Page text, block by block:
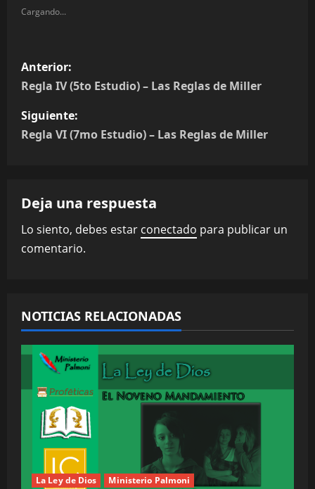
Cargando...
N
a
v
a
c
n
d
e
Anterior:
Regla IV (5to Estudio) – Las Reglas de Miller
Siguiente:
Regla VI (7mo Estudio) – Las Reglas de Miller
Deja una respuesta
Lo siento, debes estar conectado para publicar un
comentario.
NOTICIAS RELACIONADAS
La Ley de Dios Ministerio Palmoni